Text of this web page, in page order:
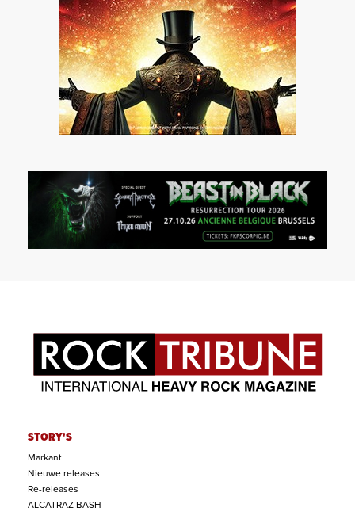
STORY'S
Markant
Nieuwe releases
Re-releases
ALCATRAZ BASH